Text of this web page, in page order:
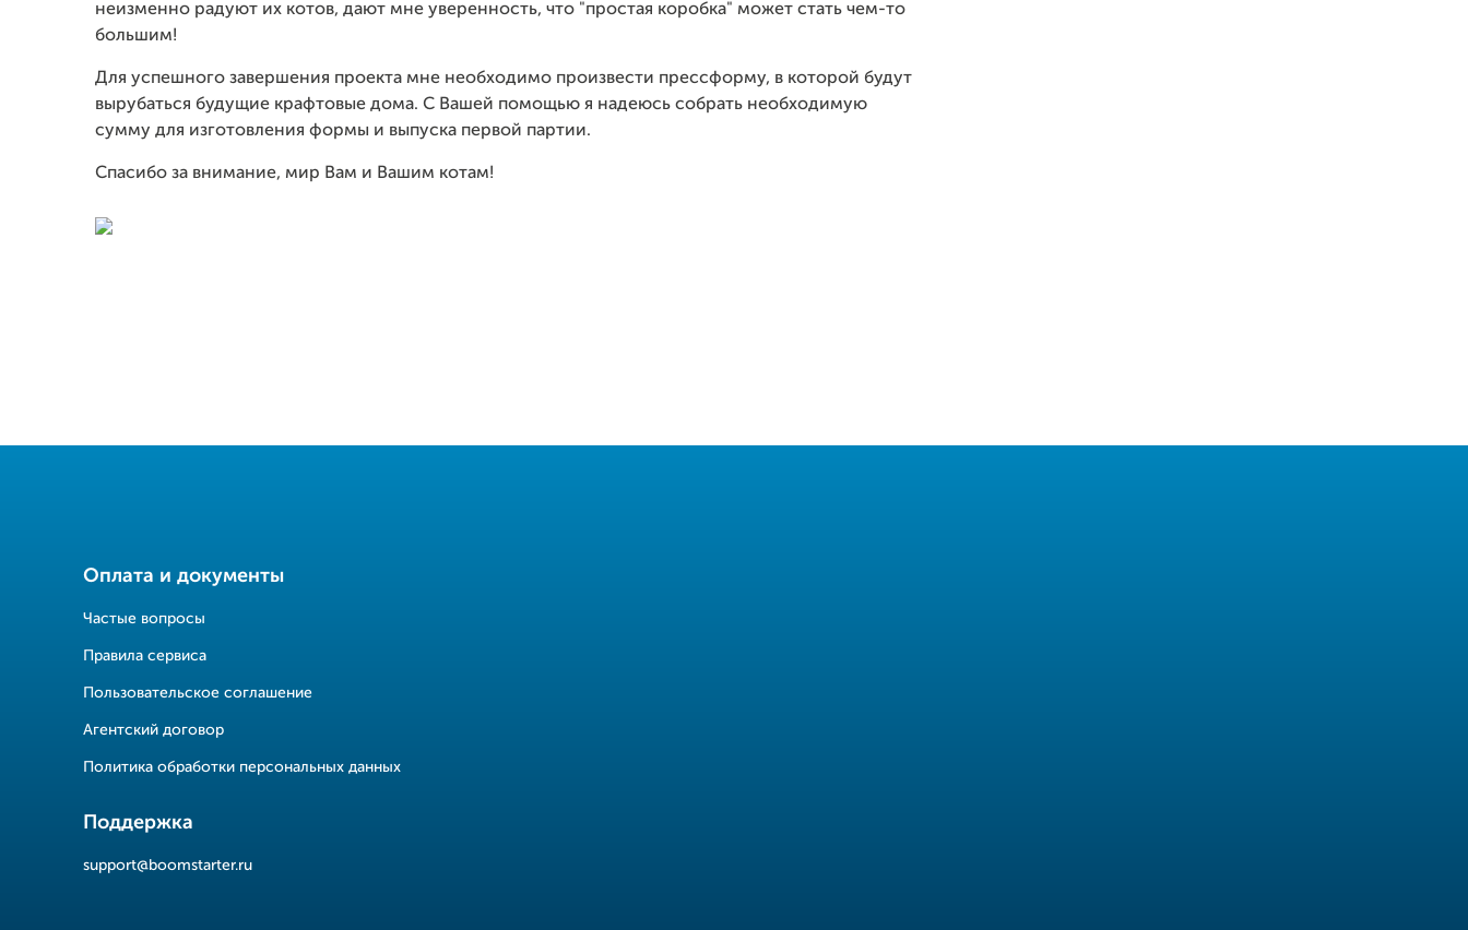
неизменно радуют их котов, дают мне уверенность, что "простая коробка" может стать чем-то
большим!
Для успешного завершения проекта мне необходимо произвести прессформу, в которой будут
вырубаться будущие крафтовые дома. С Вашей помощью я надеюсь собрать необходимую
сумму для изготовления формы и выпуска первой партии.
Спасибо за внимание, мир Вам и Вашим котам!
Оплата и документы
Частые вопросы
Правила сервиса
Пользовательское соглашение
Агентский договор
Политика обработки персональных данных
Поддержка
support@boomstarter.ru